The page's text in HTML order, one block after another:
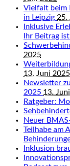
Vielfalt beim
in Leipzig 25.
Inklusive
Ihr Beitrag
2025
13. Juni 2025
Newsletter
2025 13.
Ratgeber:
Neuer
Teilhabe am
Inklusion